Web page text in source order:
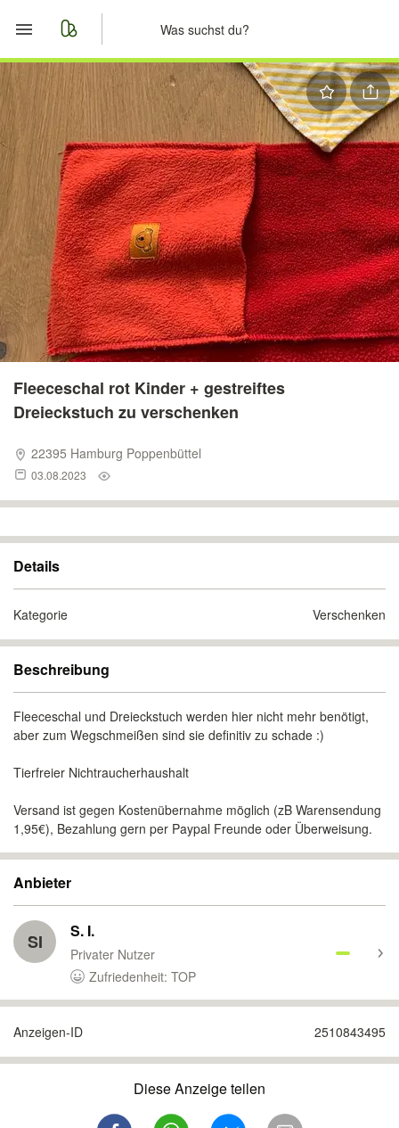
Start
Merkliste
Nachrichten
Anzeige aufgeben
Fleeceschal rot Kinder + gestreiftes
Dreieckstuch zu verschenken
22395 Hamburg Poppenbüttel
03.08.2023
Details
Kategorie Verschenken
Beschreibung
Fleeceschal und Dreieckstuch werden hier nicht mehr benötigt,
aber zum Wegschmeißen sind sie definitiv zu schade :)
Tierfreier Nichtraucherhaushalt
Versand ist gegen Kostenübernahme möglich (zB Warensendung
1,95€), Bezahlung gern per Paypal Freunde oder Überweisung.
Anbieter
SI S. I.
Privater Nutzer
Zufriedenheit: TOP
Anzeigen-ID 2510843495
Diese Anzeige teilen